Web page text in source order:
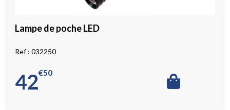
Lampe de poche LED
032250
42 50
€